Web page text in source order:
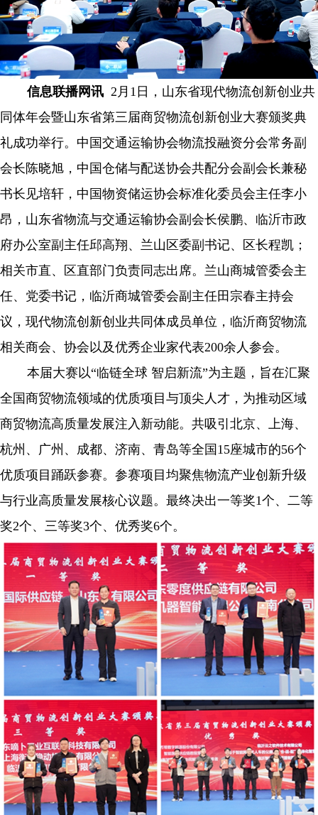
信息联播网讯 2月1日， 山东省现代物流创新创业共
同体年会暨山东省第三届商贸物流创新创业大赛颁奖典
礼成功举行。中国交通运输协会物流投融资分会常务副
会长陈晓旭，中国仓储与配送协会共配分会副会长兼秘
书长见培轩，中国物资储运协会标准化委员会主任李小
昂，山东省物流与交通运输协会副会长侯鹏、临沂市政
府办公室副主任邱高翔、兰山区委副书记、区长程凯；
相关市直、区直部门负责同志出席。兰山商城管委会主
任、党委书记，临沂商城管委会副主任田宗春主持会
议，现代物流创新创业共同体成员单位，临沂商贸物流
相关商会、协会以及优秀企业家代表200余人参会。
本届大赛以“临链全球 智启新流”为主题，旨在汇聚
全国商贸物流领域的优质项目与顶尖人才，为推动区域
商贸物流高质量发展注入新动能。共吸引北京、上海、
杭州、广州、成都、济南、青岛等全国15座城市的56个
优质项目踊跃参赛。参赛项目均聚焦物流产业创新升级
与行业高质量发展核心议题。最终决出一等奖1个、二等
奖2个、三等奖3个、优秀奖6个。